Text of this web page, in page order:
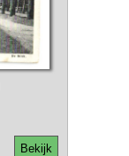
Bekijk